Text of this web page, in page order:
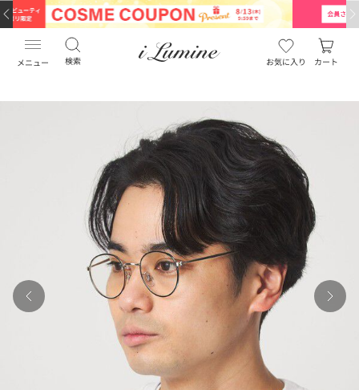
メニュー 検索 お気に入り カート